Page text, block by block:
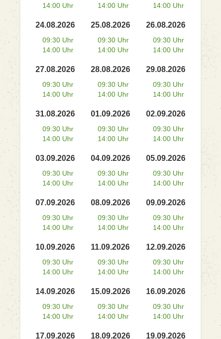
14:00 Uhr
14:00 Uhr
14:00 Uhr
24.08.2026
09:30 Uhr
14:00 Uhr
25.08.2026
09:30 Uhr
14:00 Uhr
26.08.2026
09:30 Uhr
14:00 Uhr
27.08.2026
09:30 Uhr
14:00 Uhr
28.08.2026
09:30 Uhr
14:00 Uhr
29.08.2026
09:30 Uhr
14:00 Uhr
31.08.2026
09:30 Uhr
14:00 Uhr
01.09.2026
09:30 Uhr
14:00 Uhr
02.09.2026
09:30 Uhr
14:00 Uhr
03.09.2026
09:30 Uhr
14:00 Uhr
04.09.2026
09:30 Uhr
14:00 Uhr
05.09.2026
09:30 Uhr
14:00 Uhr
07.09.2026
09:30 Uhr
14:00 Uhr
08.09.2026
09:30 Uhr
14:00 Uhr
09.09.2026
09:30 Uhr
14:00 Uhr
10.09.2026
09:30 Uhr
14:00 Uhr
11.09.2026
09:30 Uhr
14:00 Uhr
12.09.2026
09:30 Uhr
14:00 Uhr
14.09.2026
09:30 Uhr
14:00 Uhr
15.09.2026
09:30 Uhr
14:00 Uhr
16.09.2026
09:30 Uhr
14:00 Uhr
17.09.2026 18.09.2026 19.09.2026